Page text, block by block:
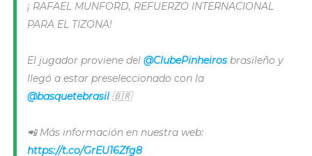
¡ RAFAEL MUNFORD, REFUERZO INTERNACIONAL
PARA EL TIZONA!
El jugador proviene del @ClubePinheirosbrasileño y
llegó a estar preseleccionado con la
@basquetebrasil🇧🇷
📲 Más información en nuestra web:
https://t.co/GrEU16Zfg8